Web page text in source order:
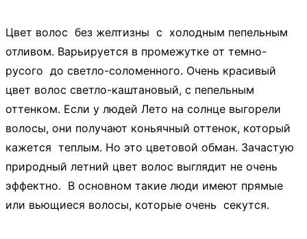
Цвет волос без желтизны с холодным пепельным
отливом. Варьируется в промежутке от темно-
русого до светло-соломенного. Очень красивый
цвет волос светло-каштановый, с пепельным
оттенком. Если у людей Лето на солнце выгорели
волосы, они получают коньячный оттенок, который
кажется теплым. Но это цветовой обман. Зачастую
природный летний цвет волос выглядит не очень
эффектно. В основном такие люди имеют прямые
или вьющиеся волосы, которые очень секутся.